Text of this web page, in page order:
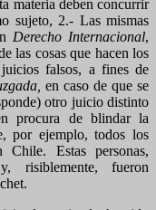
materia deben concurrir
sujeto, 2.- Las mismas
Derecho Internacional,
las cosas que hacen los
falsos, a fines de
en caso de que se
otro juicio distinto
procura de blindar la
por ejemplo, todos los
Estas personas,
risiblemente, fueron